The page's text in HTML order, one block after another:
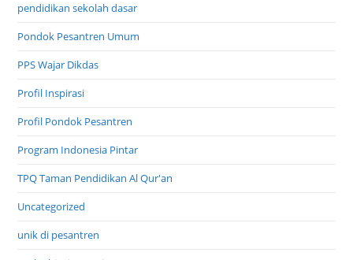
pendidikan sekolah dasar
Pondok Pesantren Umum
PPS Wajar Dikdas
Profil Inspirasi
Profil Pondok Pesantren
Program Indonesia Pintar
TPQ Taman Pendidikan Al Qur'an
Uncategorized
unik di pesantren